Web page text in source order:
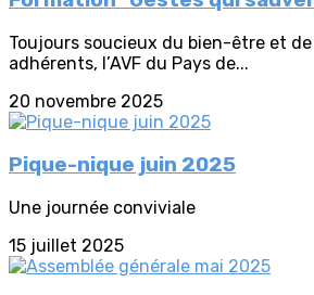
Toujours soucieux du bien-être et
adhérents, l’AVF du Pays de...
20 novembre 2025
Pique-nique juin 2025
Une journée conviviale
15 juillet 2025